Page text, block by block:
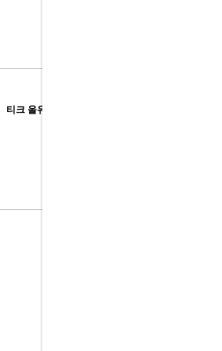
티크 올유리장 시리즈 (실버샷시)